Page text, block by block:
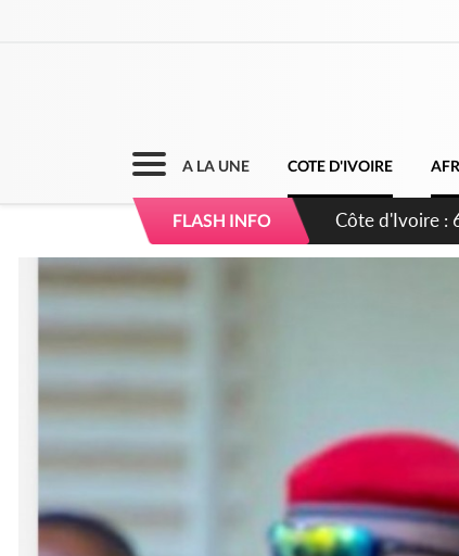
A LA UNE COTE D'IVOIRE
FLASH INFO
Côte d'Ivoire :